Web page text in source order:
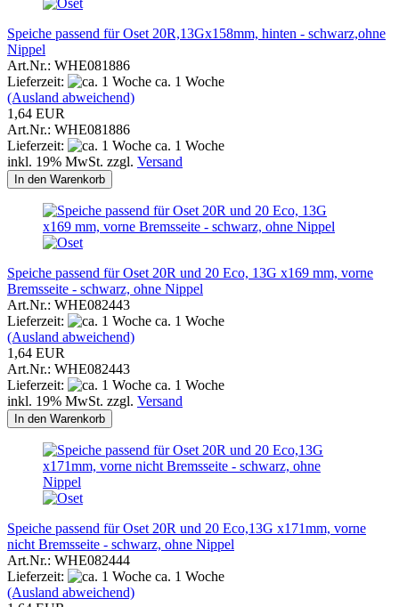
Speiche passend für Oset 20R,13Gx158mm, hinten - schwarz,ohne
Nippel
Art.Nr.: WHE081886
Lieferzeit:
ca. 1 Woche
(Ausland abweichend)
1,64 EUR
Art.Nr.: WHE081886
Lieferzeit:
ca. 1 Woche
inkl. 19% MwSt. zzgl. Versand
In den Warenkorb
Speiche passend für Oset 20R und 20 Eco, 13G x169 mm, vorne
Bremsseite - schwarz, ohne Nippel
Art.Nr.: WHE082443
Lieferzeit:
ca. 1 Woche
(Ausland abweichend)
1,64 EUR
Art.Nr.: WHE082443
Lieferzeit:
ca. 1 Woche
inkl. 19% MwSt. zzgl. Versand
In den Warenkorb
Speiche passend für Oset 20R und 20 Eco,13G x171mm, vorne
nicht Bremsseite - schwarz, ohne Nippel
Art.Nr.: WHE082444
Lieferzeit:
ca. 1 Woche
(Ausland abweichend)